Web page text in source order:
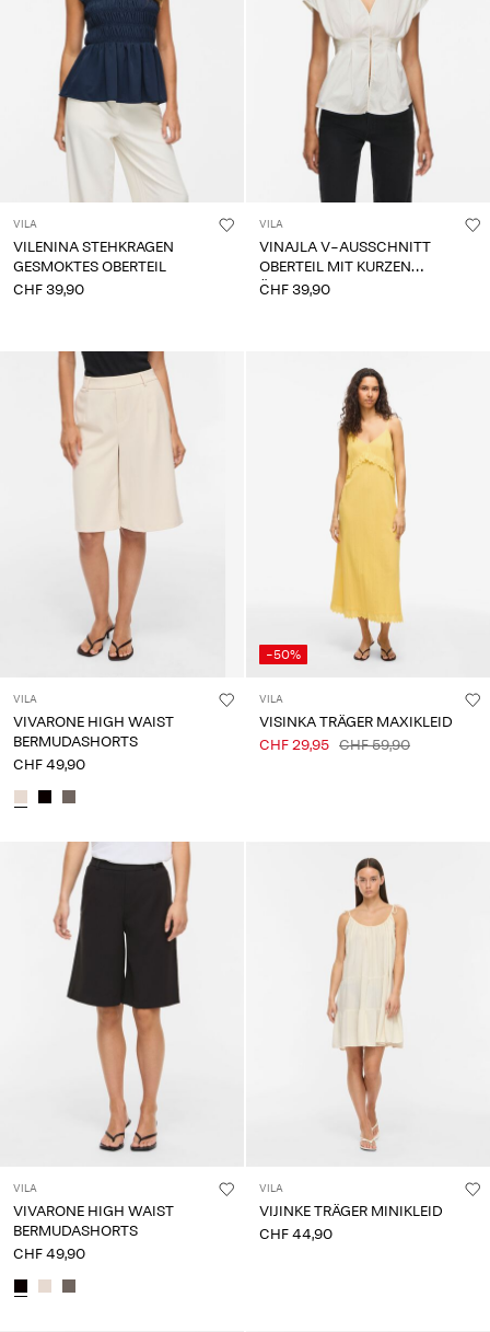
VILA
VILENINA STEHKRAGEN
GESMOKTES OBERTEIL
CHF 39,90
VILA
VINAJLA V-AUSSCHNITT
OBERTEIL MIT KURZEN
ÄRMELN
CHF 39,90
VILA
VIVARONE HIGH WAIST
BERMUDASHORTS
CHF 49,90
-50%
VILA
VISINKA TRÄGER MAXIKLEID
CHF 29,95 CHF 59,90
VILA
VIVARONE HIGH WAIST
BERMUDASHORTS
CHF 49,90
VILA
VIJINKE TRÄGER MINIKLEID
CHF 44,90